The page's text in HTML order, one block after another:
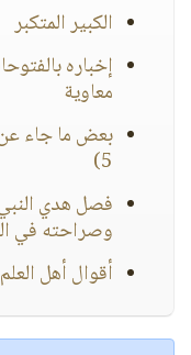
الكبير المتكبر
إخباره
معاوية
5)
فصل هدي
وصراحته في
أقوال أهل